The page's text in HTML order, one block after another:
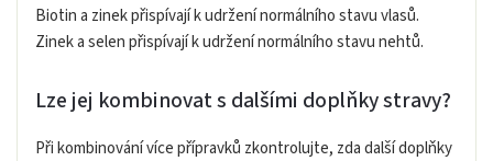
Biotin a zinek přispívají k udržení normálního stavu vlasů.
Zinek a selen přispívají k udržení normálního stavu nehtů.
Lze jej kombinovat s dalšími doplňky stravy?
Při kombinování více přípravků zkontrolujte, zda další doplňky